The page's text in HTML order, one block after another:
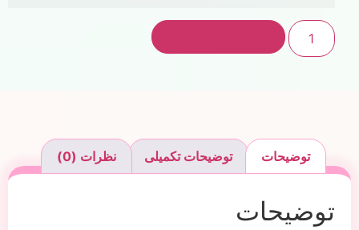
توضیحات توضیحات تکمیلی نظرات (0)
توضیحات